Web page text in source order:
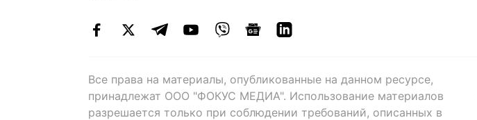
Все права на материалы, опубликованные на данном ресурсе,
принадлежат ООО "ФОКУС МЕДИА". Использование материалов
разрешается только при соблюдении требований, описанных в